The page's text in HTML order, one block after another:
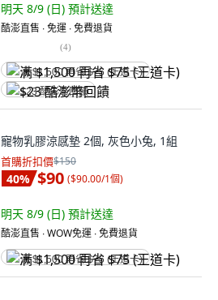
明天 8/9 (日) 預計送達
酷澎直售 ∙ 免運 ∙ 免費退貨
(4)
满 $1,500 再省 $75 (王道卡)
$23 酷澎幣回饋
寵物乳膠涼感墊 2個, 灰色小兔, 1組
首購折扣價$150
40% $90 ($90.00/1個)
明天 8/9 (日) 預計送達
酷澎直售 ∙ WOW免運 ∙ 免費退貨
满 $1,500 再省 $75 (王道卡)